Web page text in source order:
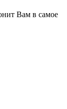
Вам в самое